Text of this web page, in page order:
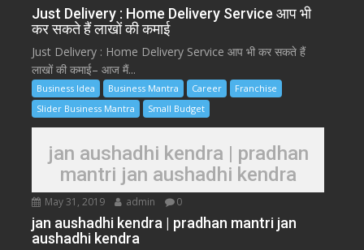
Just Delivery : Home Delivery Service आप भी
कर सकते हैं लाखों की कमाई
Just Delivery : Home Delivery Service आप भी कर सकते हैं
लाखों की कमाई– आज मैं...
Business Idea Business Mantra Career
Franchise
Slider Business Mantra
Small Budget
jan aushadhi kendra | pradhan
mantri jan aushadhi kendra
May 31, 2019 admin 0
jan aushadhi kendra | pradhan mantri jan
aushadhi kendra